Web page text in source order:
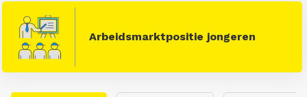
Arbeidsmarktpositie jongeren